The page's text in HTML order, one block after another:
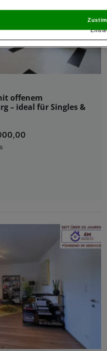
offenem
– ideal für Singles &
gegen die Verarbeitung auf der
Einstellungen“, die sich auf jeder Seite
und unsere Partner
genauer Standortdaten.
Partner (Lieferanten)